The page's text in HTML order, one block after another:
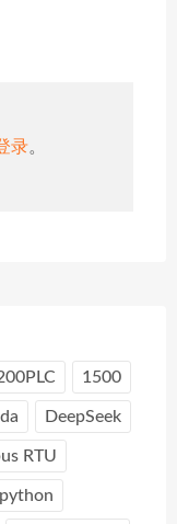
录。
1500
DeepSeek
RTU
python